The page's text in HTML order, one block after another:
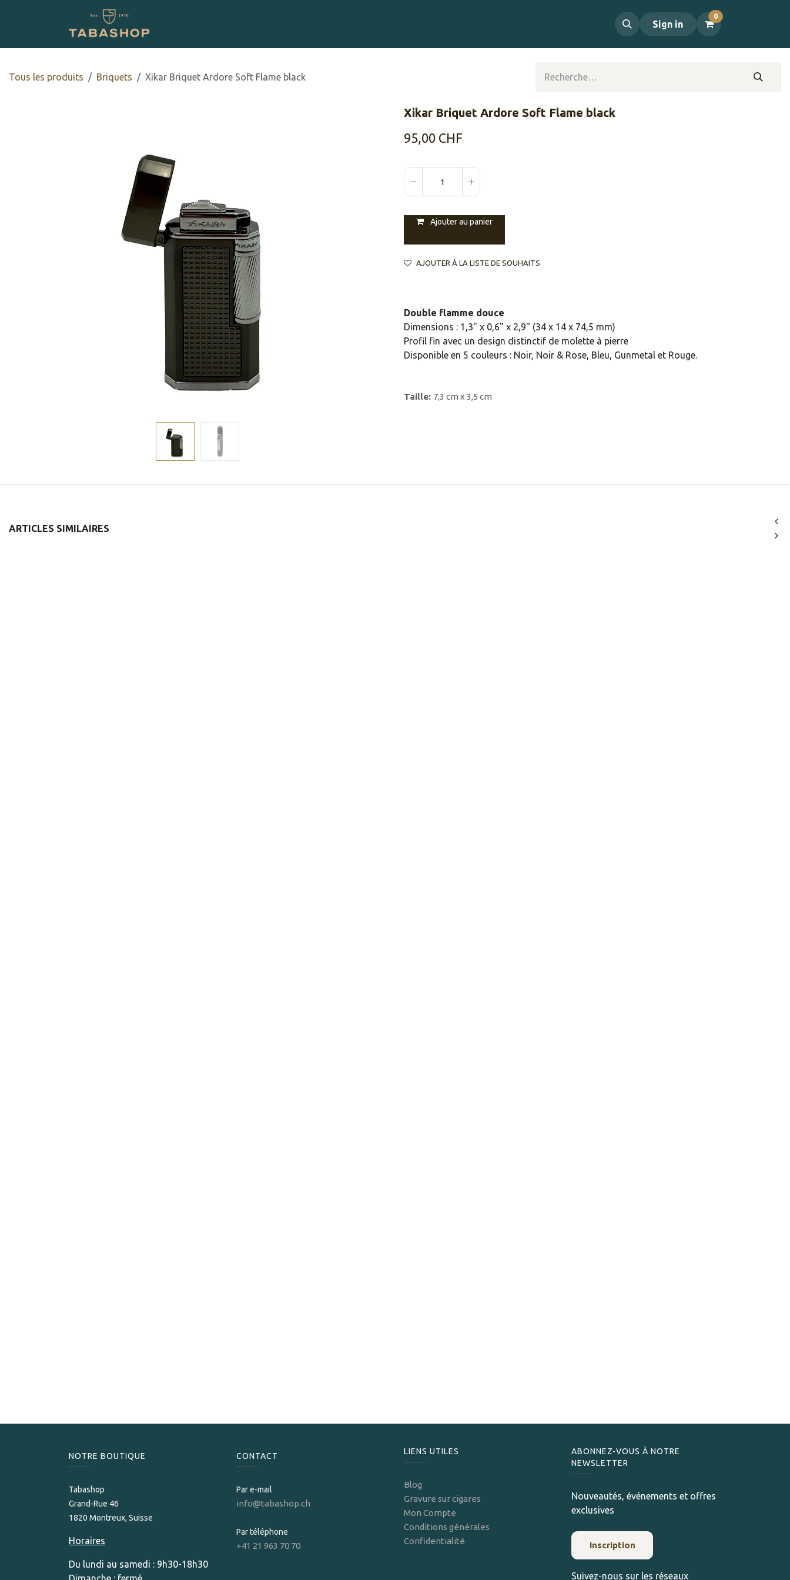
Sign in
0
Tous les produits ​​​​Briquets Xikar Briquet Ardore Soft Flame black
Xikar Briquet Ardore Soft Flame black
95,00 CHF
Ajouter au panier
AJOUTER À LA LISTE DE SOUHAITS
Double flamme douce
Dimensions : 1,3" x 0,6" x 2,9" (34 x 14 x 74,5 mm)
Profil fin avec un design distinctif de molette à pierre
Disponible en 5 couleurs : Noir, Noir & Rose, Bleu, Gunmetal et Rouge.
Taille: 7,3 cm x 3,5 cm
ARTICLES SIMILAIRES
NOTRE BOUTIQUE
Tabashop
Grand-Rue 46
1820 Montreux, Suisse
Horaires
Du lundi au samedi : 9h30-18h30
CONTACT
Par e-mail
info@tabashop.ch
Par téléphone
+41 21 963 70 70
LIENS UTILES
Blog
Gravure sur cigares
Mon Compte
Conditions générales
Confidentialité
ABONNEZ-VOUS À NOTRE
NEWSLETTER
Nouveautés, événements et offres
exclusives
Inscription
Suivez-nous sur les réseaux